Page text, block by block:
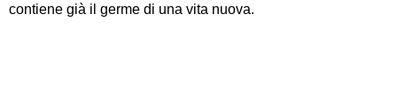
contiene già il germe di una vita nuova.